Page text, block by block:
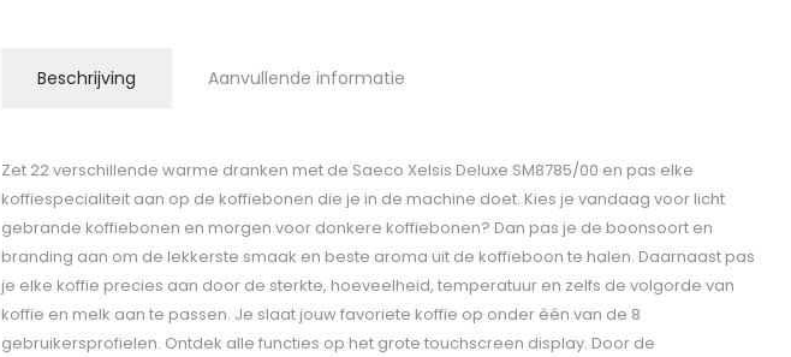
Beschrijving Aanvullende informatie
Zet 22 verschillende warme dranken met de Saeco Xelsis Deluxe SM8785/00 en pas elke
koffiespecialiteit aan op de koffiebonen die je in de machine doet. Kies je vandaag voor licht
gebrande koffiebonen en morgen voor donkere koffiebonen? Dan pas je de boonsoort en
branding aan om de lekkerste smaak en beste aroma uit de koffieboon te halen. Daarnaast pas
je elke koffie precies aan door de sterkte, hoeveelheid, temperatuur en zelfs de volgorde van
koffie en melk aan te passen. Je slaat jouw favoriete koffie op onder één van de 8
gebruikersprofielen. Ontdek alle functies op het grote touchscreen display. Door de